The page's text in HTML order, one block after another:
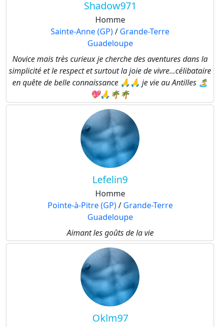
Shadow971
Homme
Sainte-Anne (GP)/ Grande-Terre
Guadeloupe
Novice mais très curieux je cherche des aventures dans la
simplicité et le respect et surtout la joie de vivre...célibataire
en quête de belle connaissance 🙏🙏 je vie au Antilles 🏝
💖🙏🌴🌴
Lefelin9
Homme
Pointe-à-Pitre (GP)/ Grande-Terre
Guadeloupe
Aimant les goûts de la vie
Oklm97